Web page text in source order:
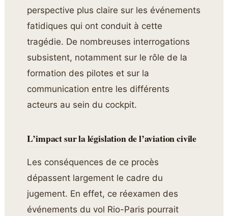
perspective plus claire sur les événements
fatidiques qui ont conduit à cette
tragédie. De nombreuses interrogations
subsistent, notamment sur le rôle de la
formation des pilotes et sur la
communication entre les différents
acteurs au sein du cockpit.
L’impact sur la législation de l’aviation civile
Les conséquences de ce procès
dépassent largement le cadre du
jugement. En effet, ce réexamen des
événements du vol Rio-Paris pourrait